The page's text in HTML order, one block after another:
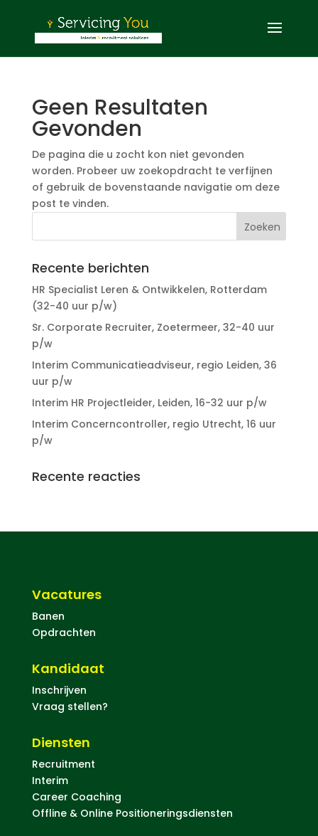
Geen Resultaten
Gevonden
De pagina die u zocht kon niet gevonden
worden. Probeer uw zoekopdracht te verfijnen
of gebruik de bovenstaande navigatie om deze
post te vinden.
Recente berichten
HR Specialist Leren & Ontwikkelen, Rotterdam
(32-40 uur p/w)
Sr. Corporate Recruiter, Zoetermeer, 32-40 uur
p/w
Interim Communicatieadviseur, regio Leiden, 36
uur p/w
Interim HR Projectleider, Leiden, 16-32 uur p/w
Interim Concerncontroller, regio Utrecht, 16 uur
p/w
Recente reacties
Vacatures
Banen
Opdrachten
Kandidaat
Inschrijven
Vraag stellen?
Diensten
Recruitment
Interim
Career Coaching
Offline & Online Positioneringsdiensten